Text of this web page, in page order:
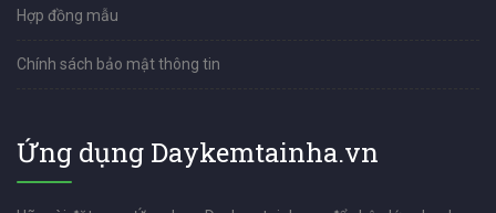
Hợp đồng mẫu
Chính sách bảo mật thông tin
Ứng dụng Daykemtainha.vn